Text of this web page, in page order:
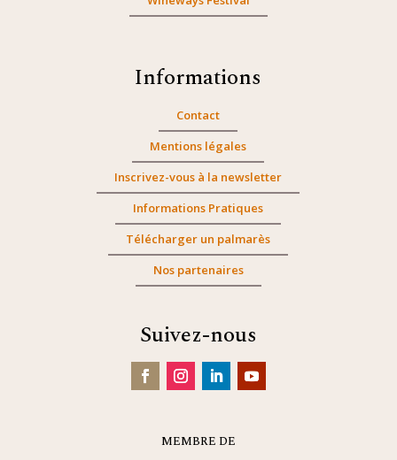
Informations
Contact
Mentions légales
Inscrivez-vous à la newsletter
Informations Pratiques
Télécharger un palmarès
Nos partenaires
Suivez-nous
MEMBRE DE